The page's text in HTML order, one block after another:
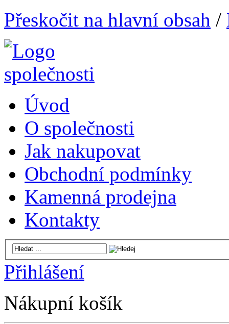
Přeskočit na hlavní obsah /
Úvod
O společnosti
Jak nakupovat
Obchodní podmínky
Kamenná prodejna
Kontakty
Přihlášení
Nákupní košík